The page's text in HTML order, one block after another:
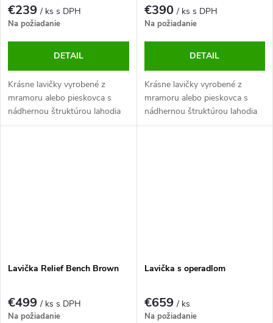
€239/ ks s DPH
Na požiadanie
DETAIL
Krásne lavičky vyrobené z
mramoru alebo pieskovca s
nádhernou štruktúrou lahodia
oku v interiéri a exteriéri.
€390/ ks s DPH
Na požiadanie
DETAIL
Krásne lavičky vyrobené z
mramoru alebo pieskovca s
nádhernou štruktúrou lahodia
oku v interiéri a exteriéri.
Lavička Relief Bench Brown
€499/ ks s DPH
Na požiadanie
Lavička s operadlom
€659/ ks
Na požiadanie